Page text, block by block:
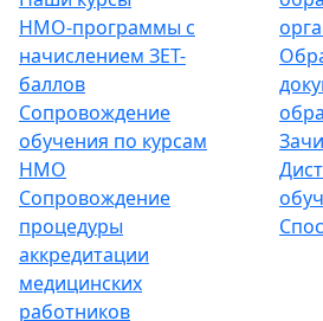
НМО-программы с
начислением ЗЕТ-
баллов
Сопровождение
обучения по курсам
НМО
Сопровождение
процедуры
аккредитации
медицинских
работников